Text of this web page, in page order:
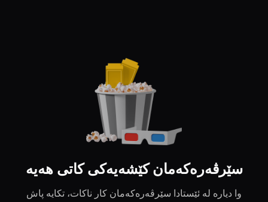
سێرڤەرەکەمان کێشەیەکی کاتی هەیە
وا دیارە لە ئێستادا سێرڤەرەکەمان کار ناکات، تکایە پاش